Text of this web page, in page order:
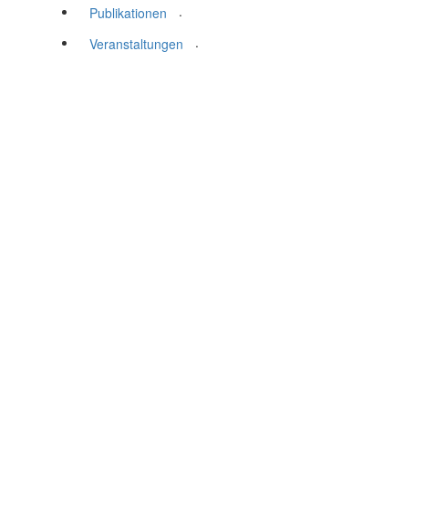
Publikationen
.
Veranstaltungen
.